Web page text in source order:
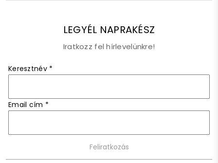
LEGYÉL NAPRAKÉSZ
Iratkozz fel hírlevelünkre!
Keresztnév *
Email cím *